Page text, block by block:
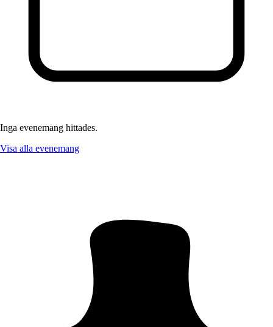
Inga evenemang hittades.
Visa alla evenemang